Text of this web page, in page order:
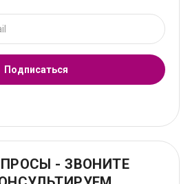
Подписаться
- ЗВОНИТЕ